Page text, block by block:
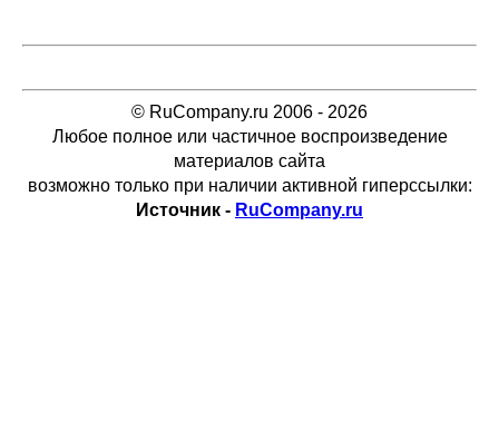
© RuCompany.ru 2006 - 2026
Любое полное или частичное воспроизведение
материалов сайта
возможно только при наличии активной гиперссылки:
Источник - RuCompany.ru